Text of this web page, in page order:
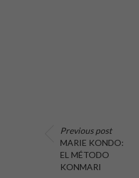
Previous post
MARIE KONDO:
EL MÉTODO
KONMARI